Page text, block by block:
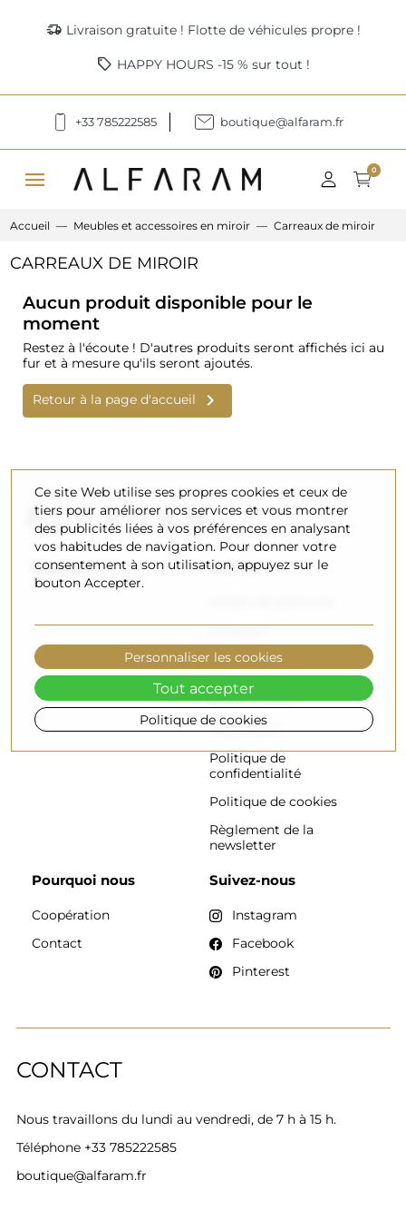
delivery_truck_speed Livraison gratuite ! Flotte de véhicules propre !
sell HAPPY HOURS -15 % sur tout !
+33 785222585 boutique@alfaram.fr
menu 0
Accueil Meubles et accessoires en miroir Carreaux de miroir
CARREAUX DE MIROIR
Aucun produit disponible pour le
moment
Restez à l'écoute ! D'autres produits seront affichés ici au
fur et à mesure qu'ils seront ajoutés.
Retour à la page d'accueil 
Ce site Web utilise ses propres cookies et ceux de
tiers pour améliorer nos services et vous montrer
des publicités liées à vos préférences en analysant
vos habitudes de navigation. Pour donner votre
consentement à son utilisation, appuyez sur le
bouton Accepter.
Politique de cookies
Personnaliser les cookies
Tout accepter
CONTACT
Nous travaillons du lundi au vendredi, de 7 h à 15 h.
Téléphone +33 785222585
boutique@alfaram.fr
Boutique Achats
Livraison
Foire aux questions
Retours et
réclamations
Règlement
Politique de
confidentialité
Politique de cookies
Règlement de la
newsletter
Pourquoi nous
Coopération
Contact
Suivez-nous
Instagram
Facebook
Pinterest